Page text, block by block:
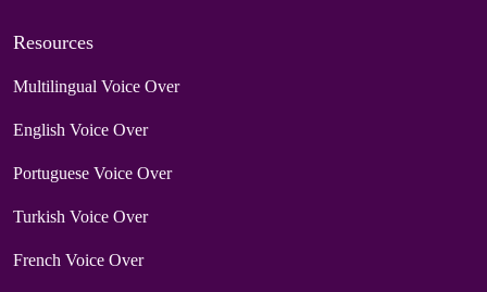
Resources
Multilingual Voice Over
English Voice Over
Portuguese Voice Over
Turkish Voice Over
French Voice Over